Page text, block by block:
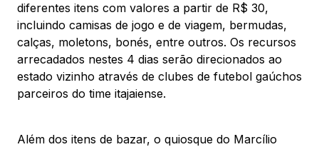
diferentes itens com valores a partir de R$ 30,
incluindo camisas de jogo e de viagem, bermudas,
calças, moletons, bonés, entre outros. Os recursos
arrecadados nestes 4 dias serão direcionados ao
estado vizinho através de clubes de futebol gaúchos
parceiros do time itajaiense.
Além dos itens de bazar, o quiosque do Marcílio